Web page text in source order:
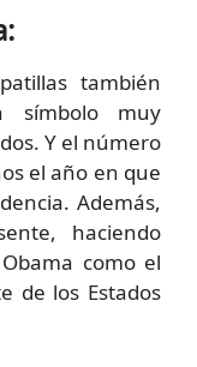
también
símbolo muy
Y el número
el año en que
Además,
haciendo
como el
de los Estados